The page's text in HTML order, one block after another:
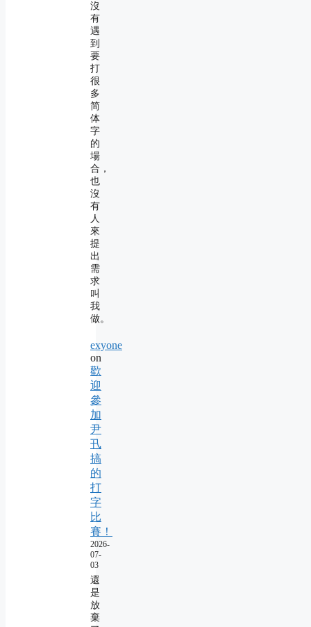
沒
有
遇
到
要
打
很
多
简
体
字
的
場
合，
也
沒
有
人
來
提
出
需
求
叫
我
做。
exyone
on
歡
迎
參
加
尹
卂
搞
的
打
字
比
賽！
2026-
07-
03
還
是
放
棄